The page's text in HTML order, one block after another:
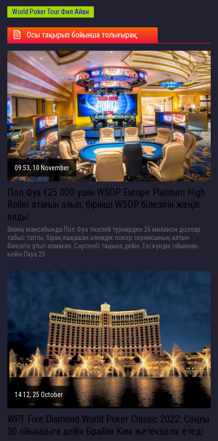
World Poker TourФил Айви
Осы тақырып бойынша толығырақ:
09:53, 10 November
Пол Фуа €25 000 үшін WSOP Europe Platinum High
Roller атағын алып, бірінші WSOP білезігін жеңіп
алды.
Өзінің мансабында Пол Фуа тікелей турнирден 26 миллион доллар
табыс тапты, бірақ ешқашан әлемдік покер сериясының алтын
білезігін ұтып алмаған. Сәрсенбі таңына дейін. Екі күндік ойыннан
кейін Пхуа 25
14:12, 25 October
WPT Five Diamond World Poker Classic 2022: Соңғы
30 ойыншыға дейін Брайан Ким жетекшілік етеді